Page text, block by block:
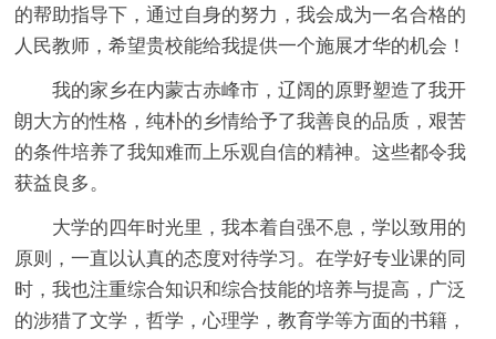
的帮助指导下，通过自身的努力，我会成为一名合格的
人民教师，希望贵校能给我提供一个施展才华的机会！
我的家乡在内蒙古赤峰市，辽阔的原野塑造了我开
朗大方的性格，纯朴的乡情给予了我善良的品质，艰苦
的条件培养了我知难而上乐观自信的精神。这些都令我
获益良多。
大学的四年时光里，我本着自强不息，学以致用的
原则，一直以认真的态度对待学习。在学好专业课的同
时，我也注重综合知识和综合技能的培养与提高，广泛
的涉猎了文学，哲学，心理学，教育学等方面的书籍，